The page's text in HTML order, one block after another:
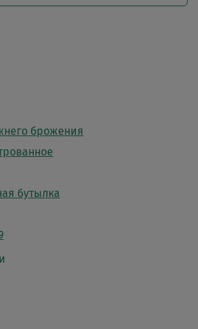
брожения
бутылка